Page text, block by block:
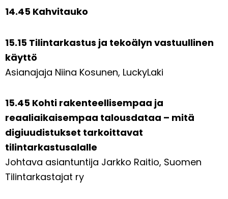
14.45 Kahvitauko
15.15 Tilintarkastus ja tekoälyn vastuullinen
käyttö
Asianajaja Niina Kosunen, LuckyLaki
15.45 Kohti rakenteellisempaa ja
reaaliaikaisempaa talousdataa – mitä
digiuudistukset tarkoittavat
tilintarkastusalalle
Johtava asiantuntija Jarkko Raitio, Suomen
Tilintarkastajat ry